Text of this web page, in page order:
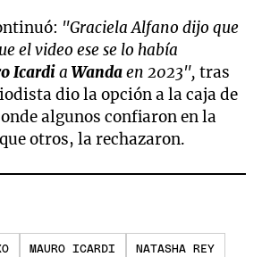
"Graciela Alfano dijo que
el video ese se lo había
IcardiaWandaen 2023",tras
dio la opción a la caja de
algunos confiaron en la
otros, la rechazaron.
MAURO ICARDI NATASHA REY